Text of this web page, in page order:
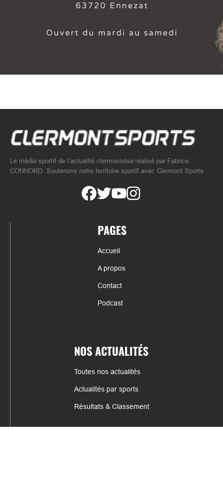
Le média sportif de l’actualité clermontoise réalisé par Fabrice
CONNORD. Soutenons notre territoire sportif avec Clermont Sports.
PAGES
Accueil
A propos
Contact
Podcast
NOS ACTUALITÉS
Toutes nos actualités
Actualités par sports
Résultats & Classement